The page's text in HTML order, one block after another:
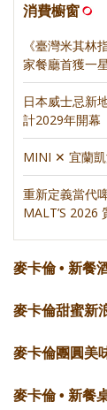
消費櫥窗
《臺灣米其
家餐廳首獲一
日本威士忌新
計2029年開幕
MINI ✕ 宜蘭凱
重新定義當代
MALT’S 2026
麥卡倫 • 新餐
麥卡倫甜蜜新
麥卡倫團圓美
麥卡倫 • 新餐